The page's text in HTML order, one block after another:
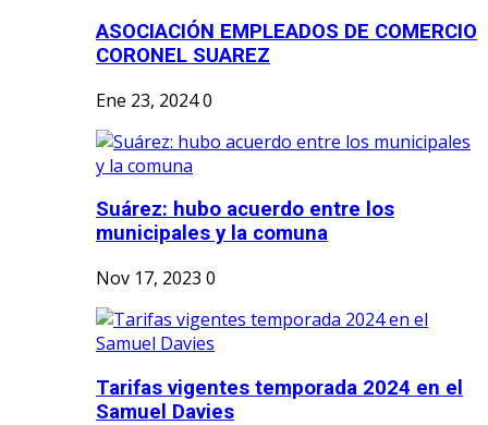
ASOCIACIÓN EMPLEADOS DE COMERCIO
CORONEL SUAREZ
Ene 23, 20240
Suárez: hubo acuerdo entre los
municipales y la comuna
Nov 17, 2023 0
Tarifas vigentes temporada 2024 en el
Samuel Davies